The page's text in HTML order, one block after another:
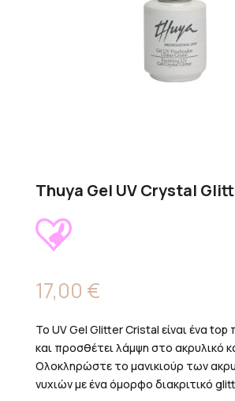
Thuya Gel UV Crystal
17,00 €
Το UV Gel Glitter Cristal είναι ένα top
και προσθέτει λάμψη στο ακρυλικό
Ολοκληρώστε το μανικιούρ των
νυχιών με ένα όμορφο διακριτικό